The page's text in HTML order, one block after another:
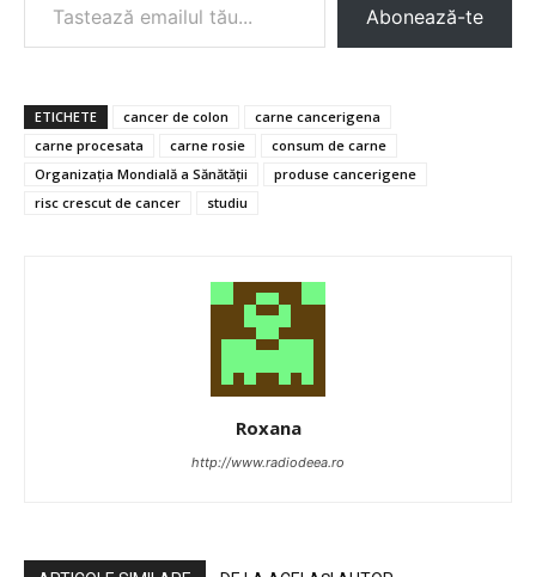
Abonează-te
ETICHETE cancer de colon
carne cancerigena
carne procesata
carne rosie
consum de carne
Organizația Mondială a Sănătății
produse cancerigene
risc crescut de cancer
studiu
Roxana
http://www.radiodeea.ro